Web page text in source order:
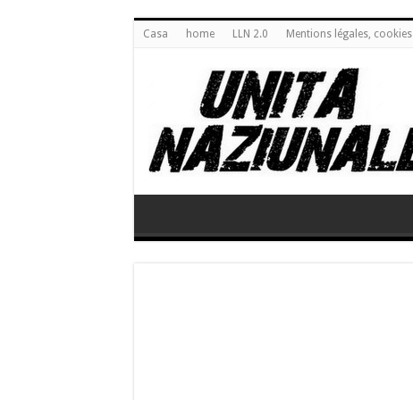
Casa home LLN 2.0 Mentions légales, cookies